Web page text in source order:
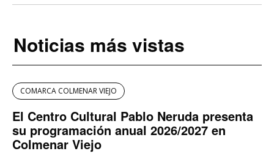
Noticias más vistas
COMARCA COLMENAR VIEJO
El Centro Cultural Pablo Neruda presenta
su programación anual 2026/2027 en
Colmenar Viejo